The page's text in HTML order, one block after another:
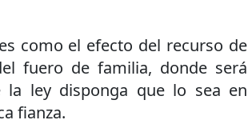
como el efecto del recurso de
fuero de familia, donde será
la ley disponga que lo sea en
fianza.